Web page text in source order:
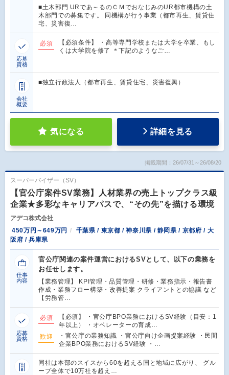
■土木部門 URであ～るのＣＭでおなじみのUR都市機構の土
木部門での募集です。 同機構が行う事業（都市再生、賃貸住
宅、災害復…
応募
資格
必須
【必須条件】 ・高等専門学校または大学を卒業、もし
くは大学院を修了 ＊下記のようなご…
会社
概要
■独立行政法人（都市再生、賃貸住宅、災害復興）
気になる 詳細を見る
掲載期間：26/07/31～26/08/20
スーパーバイザー（SV）
【官公庁案件SV業務】人材業界の売上トップクラス級
企業★多彩なキャリアパスで、“その先”を描ける環境
アデコ株式会社
450万円～649万円
千葉県 / 東京都 / 神奈川県 / 静岡県 / 京都府 / 大
阪府 / 兵庫県
仕事
内容
官公庁関連の案件運営におけるSVとして、以下の業務を
お任せします。
【業務管理】 KPI管理・品質管理・研修・業務指示・報告書
作成・業務フロー構築・改善提案 クライアントとの協議 など
【労務管…
応募
資格
必須
【必須】 ・官公庁BPO業務におけるSV経験（目安：1
年以上） ・オペレーターの育成…
歓迎
・官公庁の業務知識 ・官公庁向け企画提案経験 ・民間
企業BPO業務におけるSV経験 ・…
同社は本部のスイスから60を超える国と地域に広がり、 グル
ープ全体で10万社を超え…